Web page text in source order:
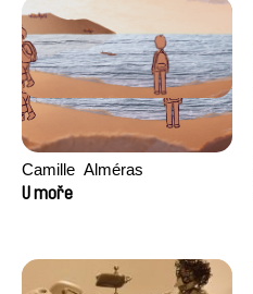
Camille​ ​ ​Alméras
U moře